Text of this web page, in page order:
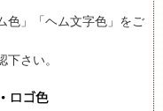
色」「ヘム文字色」をご
さい。